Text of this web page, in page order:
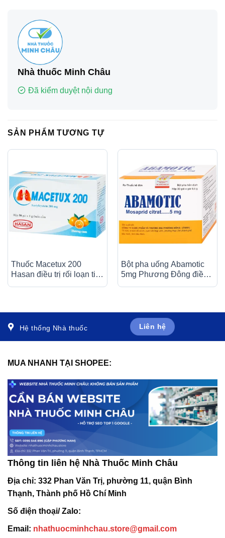
Nhà thuốc Minh Châu
Đã kiểm duyệt nội dung
SẢN PHẨM TƯƠNG TỰ
Thuốc Macetux 200
Hasan điều trị rối loạn tiết
Bột pha uống Abamotic
5mg Phương Đông điều
Hệ thống Nhà thuốc Liên hệ
MUA NHANH TẠI SHOPEE:
Thông tin liên hệ Nhà Thuốc Minh Châu
Địa chỉ: 332 Phan Văn Trị, phường 11, quận Bình
Thạnh, Thành phố Hồ Chí Minh
Số điện thoại/ Zalo:
Email: nhathuocminhchau.store@gmail.com